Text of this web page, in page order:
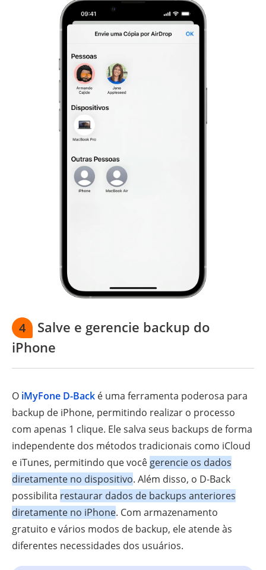
4
Salve e gerencie backup do
iPhone
O iMyFone D-Back é uma ferramenta poderosa para
backup de iPhone, permitindo realizar o processo
com apenas 1 clique. Ele salva seus backups de forma
independente dos métodos tradicionais como iCloud
e iTunes, permitindo que você gerencie os dados
diretamente no dispositivo. Além disso, o D-Back
possibilita restaurar dados de backups anteriores
diretamente no iPhone. Com armazenamento
gratuito e vários modos de backup, ele atende às
diferentes necessidades dos usuários.